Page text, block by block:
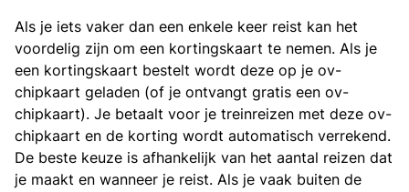
Als je iets vaker dan een enkele keer reist kan het
voordelig zijn om een kortingskaart te nemen. Als je
een kortingskaart bestelt wordt deze op je ov-
chipkaart geladen (of je ontvangt gratis een ov-
chipkaart). Je betaalt voor je treinreizen met deze ov-
chipkaart en de korting wordt automatisch verrekend.
De beste keuze is afhankelijk van het aantal reizen dat
je maakt en wanneer je reist. Als je vaak buiten de